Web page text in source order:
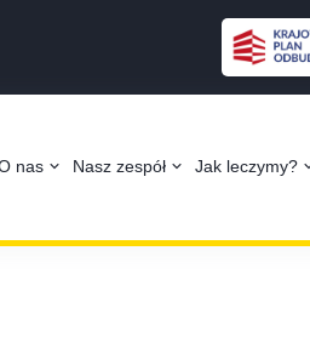
nas Nasz zespół Jak leczymy?